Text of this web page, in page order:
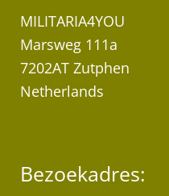
MILITARIA4YOU
Marsweg 111a
7202AT Zutphen
Netherlands
Bezoekadres: